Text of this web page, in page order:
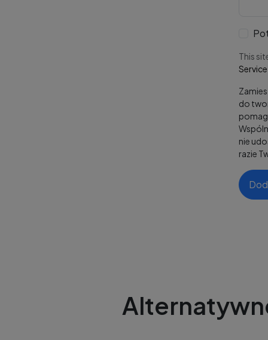
This
Service
do
nie
razie